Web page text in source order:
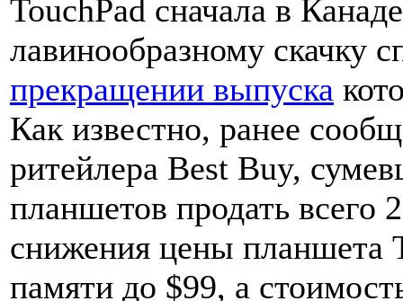
TouchPad сначала в
лавинообразному скачку
прекращении выпуска
Как известно, ранее
ритейлера Best Buy,
планшетов продать всего
снижения цены планшета
памяти до $99, а